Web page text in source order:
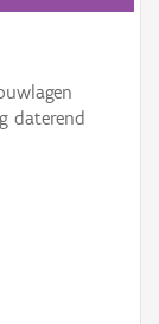
daterend